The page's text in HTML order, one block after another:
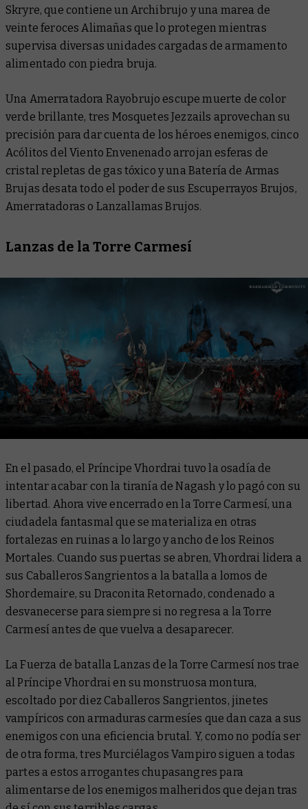
Skryre, que contiene un Archibrujo y una marea de
veinte feroces Alimañas que lo protegen mientras
supervisa diversas unidades cargadas de armamento
alimentado con piedra bruja.
Una Amerratadora Rayobrujo escupe muerte de color
verde brillante, tres Mosquetes Jezzails aprovechan su
precisión para dar cuenta de los héroes enemigos, cinco
Acólitos del Viento Envenenado arrojan esferas de
cristal repletas de gas tóxico y una Batería de Armas
Brujas desata todo el poder de sus Escuperrayos Brujos,
Amerratadoras o Lanzallamas Brujos.
Lanzas de la Torre Carmesí
En el pasado, el Príncipe Vhordrai tuvo la osadía de
intentar acabar con la tiranía de Nagash y lo pagó con su
libertad. Ahora vive encerrado en la Torre Carmesí, una
ciudadela fantasmal que se materializa en otras
fortalezas en ruinas a lo largo y ancho de los Reinos
Mortales. Cuando sus puertas se abren, Vhordrai lidera a
sus Caballeros Sangrientos a la batalla a lomos de
Shordemaire, su Draconita Retornado, condenado a
desvanecerse para siempre si no regresa a la Torre
Carmesí antes de que vuelva a desaparecer.
La Fuerza de batalla Lanzas de la Torre Carmesí nos trae
al Príncipe Vhordrai en su monstruosa montura,
escoltado por diez Caballeros Sangrientos, jinetes
vampíricos con armaduras carmesíes que dan caza a sus
enemigos con una eficiencia brutal. Y, como no podía ser
de otra forma, tres Murciélagos Vampiro siguen a todas
partes a estos arrogantes chupasangres para
alimentarse de los enemigos malheridos que dejan tras